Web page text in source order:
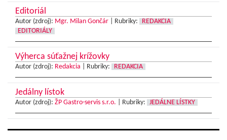
Editoriál
Autor (zdroj): Mgr. Milan Gončár Rubriky:
REDAKCIA
EDITORIÁLY
Výherca súťažnej krížovky
Autor (zdroj): Redakcia Rubriky: REDAKCIA
Jedálny lístok
Autor (zdroj): ŽP Gastro-servis s.r.o. Rubriky: JEDÁLNE LÍSTKY